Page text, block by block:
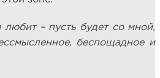
– пусть будет со мной,
беспощадное и